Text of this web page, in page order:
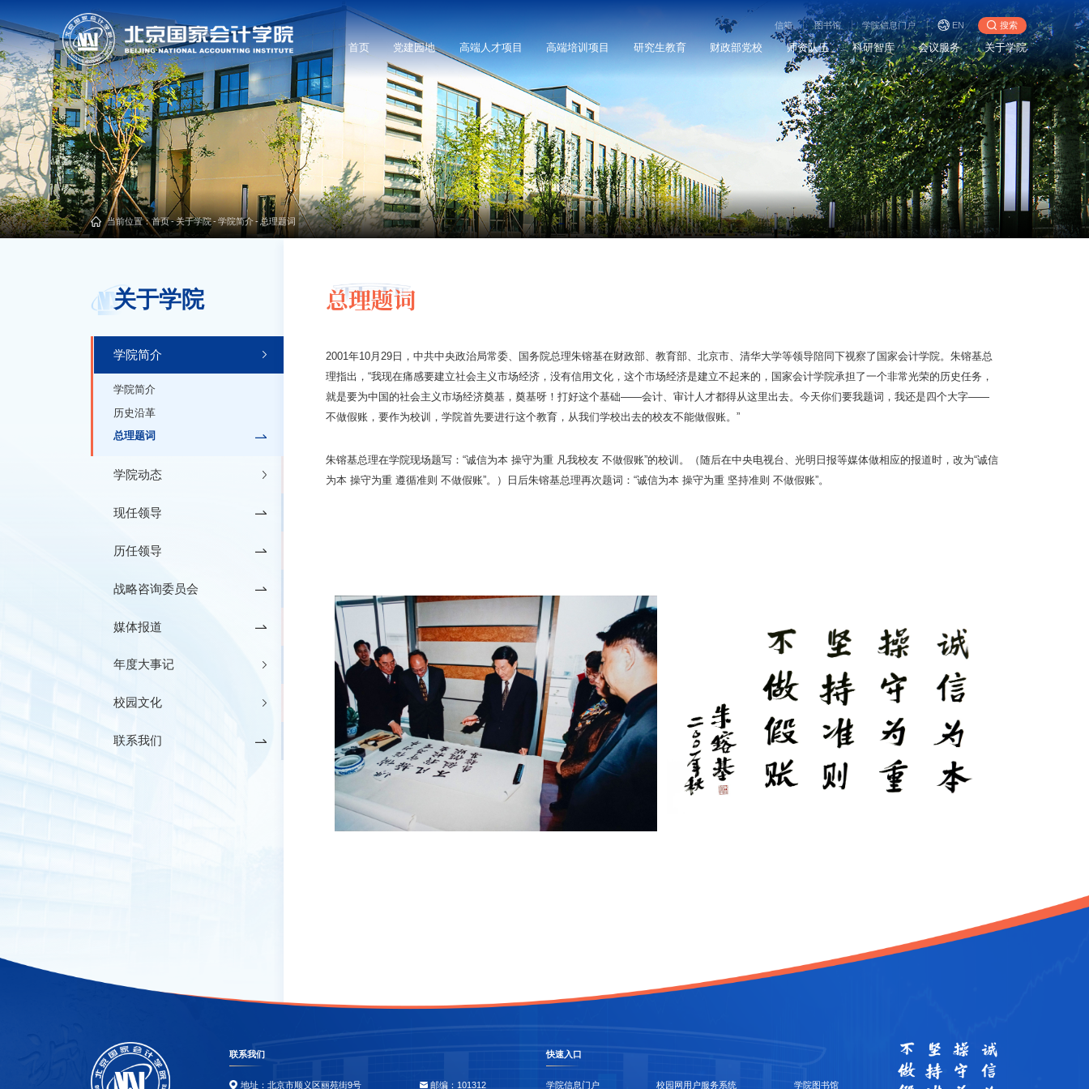
信箱 图书馆 学院信息门户 EN 搜索
首页 党建园地 高端人才项目 高端培训项目 研究生教育 财政部党校 师资队伍 科研智库 会议服务 关于学院
当前位置：首页-关于学院-学院简介-总理题词
关于学院
学院简介
学院简介
历史沿革
总理题词
学院动态
现任领导
历任领导
战略咨询委员会
媒体报道
年度大事记
校园文化
联系我们
总理题词
2001年10月29日，中共中央政治局常委、国务院总理朱镕基在财政部、教育部、北京市、清华大学等领导陪同下视察了国家会计学院。朱镕基总
理指出，“我现在痛感要建立社会主义市场经济，没有信用文化，这个市场经济是建立不起来的，国家会计学院承担了一个非常光荣的历史任务，
就是要为中国的社会主义市场经济奠基，奠基呀！打好这个基础——会计、审计人才都得从这里出去。今天你们要我题词，我还是四个大字——
不做假账，要作为校训，学院首先要进行这个教育，从我们学校出去的校友不能做假账。”
朱镕基总理在学院现场题写：“诚信为本 操守为重 凡我校友 不做假账”的校训。（随后在中央电视台、光明日报等媒体做相应的报道时，改为“诚信
为本 操守为重 遵循准则 不做假账”。）日后朱镕基总理再次题词：“诚信为本 操守为重 坚持准则 不做假账”。
联系我们
地址：北京市顺义区丽苑街9号 邮编：101312
快速入口
学院信息门户 校园网用户服务系统 学院图书馆